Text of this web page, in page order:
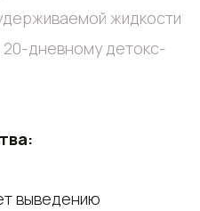
жидкости
20-дневному детокс-
выведению